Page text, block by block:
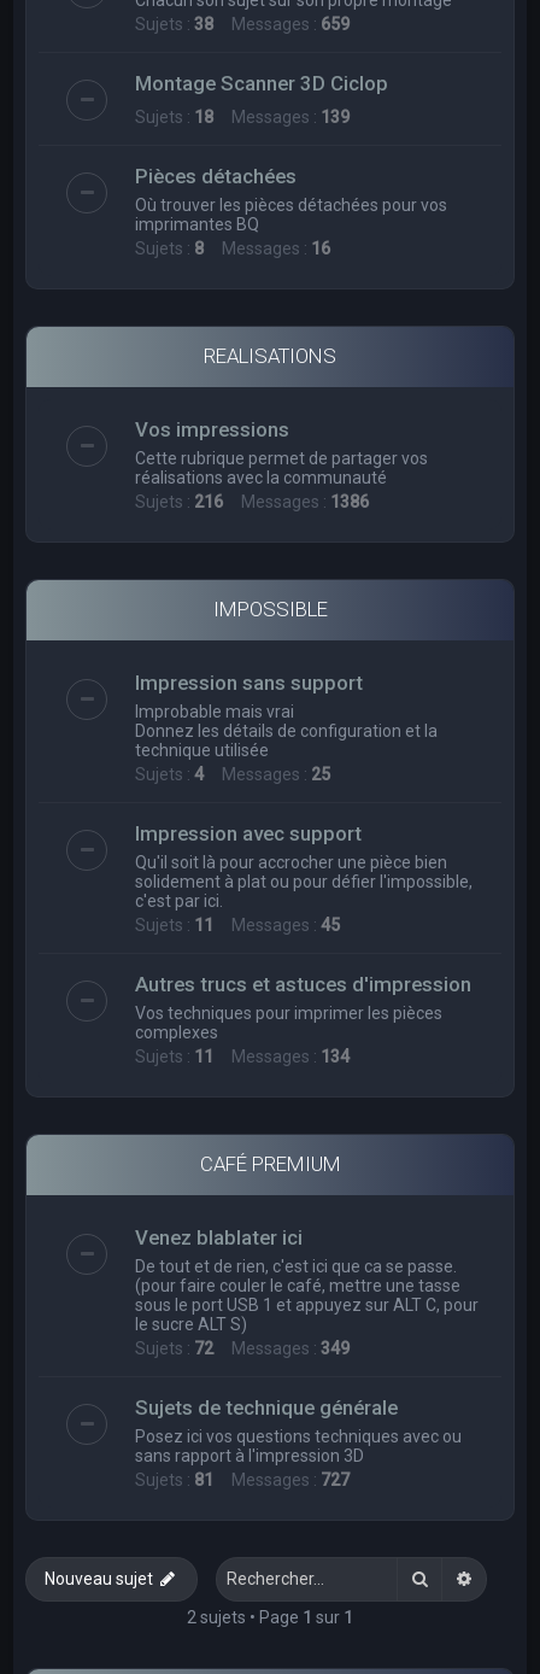
Sujets :38 Messages : 659
Montage Scanner 3D Ciclop
Sujets : 18 Messages : 139
Pièces détachées
Où trouver les pièces détachées pour vos
imprimantes BQ
Sujets : 8 Messages : 16
REALISATIONS
Vos impressions
Cette rubrique permet de partager vos
réalisations avec la communauté
Sujets : 216 Messages : 1386
IMPOSSIBLE
Impression sans support
Improbable mais vrai
Donnez les détails de configuration et la
technique utilisée
Sujets :4Messages : 25
Impression avec support
Qu'il soit là pour accrocher une pièce bien
solidement à plat ou pour défier l'impossible,
c'est par ici.
Sujets : 11 Messages :45
Autres trucs et astuces d'impression
Vos techniques pour imprimer les pièces
complexes
Sujets : 11 Messages : 134
CAFÉ PREMIUM
Venez blablater ici
De tout et de rien, c'est ici que ca se passe.
(pour faire couler le café, mettre une tasse
sous le port USB 1 et appuyez sur ALT C, pour
le sucre ALT S)
Sujets : 72Messages :349
Sujets de technique générale
Posez ici vos questions techniques avec ou
sans rapport à l'impression 3D
Sujets : 81 Messages : 727
Nouveau sujet Rechercher
2 sujets • Page 1 sur 1